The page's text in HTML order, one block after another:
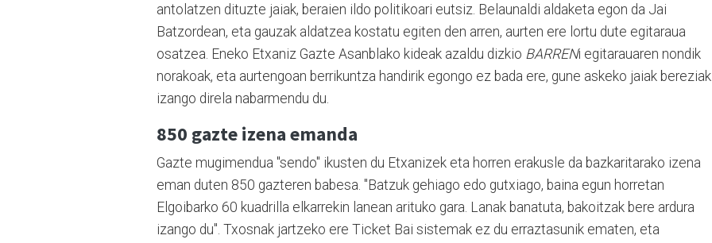
antolatzen dituzte jaiak, beraien ildo politikoari eutsiz. Belaunaldi aldaketa egon da Jai
Batzordean, eta gauzak aldatzea kostatu egiten den arren, aurten ere lortu dute egitaraua
osatzea. Eneko Etxaniz Gazte Asanblako kideak azaldu dizkio BARRENi egitarauaren nondik
norakoak, eta aurtengoan berrikuntza handirik egongo ez bada ere, gune askeko jaiak bereziak
izango direla nabarmendu du.
850 gazte izena emanda
Gazte mugimendua "sendo" ikusten du Etxanizek eta horren erakusle da bazkaritarako izena
eman duten 850 gazteren babesa. "Batzuk gehiago edo gutxiago, baina egun horretan
Elgoibarko 60 kuadrilla elkarrekin lanean arituko gara. Lanak banatuta, bakoitzak bere ardura
izango du". Txosnak jartzeko ere Ticket Bai sistemak ez du erraztasunik ematen, eta